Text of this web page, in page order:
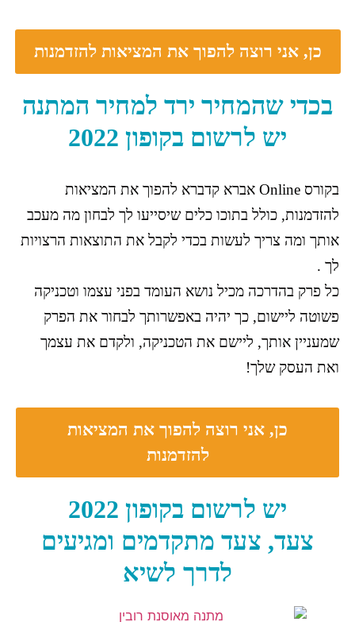
כן, אני רוצה להפוך את המציאות להזדמנות
בכדי שהמחיר ירד למחיר המתנה
יש לרשום בקופון 2022
בקורס Online אברא קדברא להפוך את המציאות
להזדמנות, כולל בתוכו כלים שיסייעו לך לבחון מה מעכב
אותך ומה צריך לעשות בכדי לקבל את התוצאות הרצויות
לך .
כל פרק בהדרכה מכיל נושא העומד בפני עצמו וטכניקה
פשוטה ליישום, כך יהיה באפשרותך לבחור את הפרק
שמעניין אותך, ליישם את הטכניקה, ולקדם את עצמך
ואת העסק שלך!
כן, אני רוצה להפוך את המציאות
להזדמנות
יש לרשום בקופון 2022
צעד, צעד מתקדמים ומגיעים
לדרך לשיא